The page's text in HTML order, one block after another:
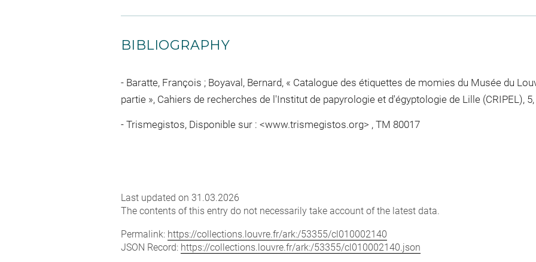
BIBLIOGRAPHY
Baratte, François ; Boyaval, Bernard, « Catalogue des étiquettes de momies du Musée du
partie », Cahiers de recherches de l'Institut de papyrologie et d'égyptologie de Lille (CRIPEL), 5,
Trismegistos, Disponible sur : <www.trismegistos.org> , TM 80017
Last updated on 31.03.2026
The contents of this entry do not necessarily take account of the latest data.
Permalink: https://collections.louvre.fr/ark:/53355/cl010002140
JSON Record: https://collections.louvre.fr/ark:/53355/cl010002140.json